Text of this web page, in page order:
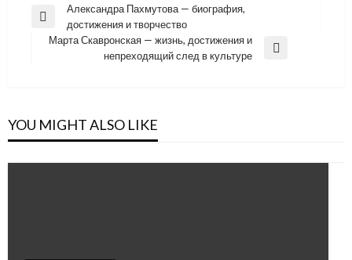
Навигация
Previous
Post
Александра Пахмутова — биография,
достижения и творчество
Марта Скавронская — жизнь, достижения и
непреходящий след в культуре
YOU MIGHT ALSO LIKE